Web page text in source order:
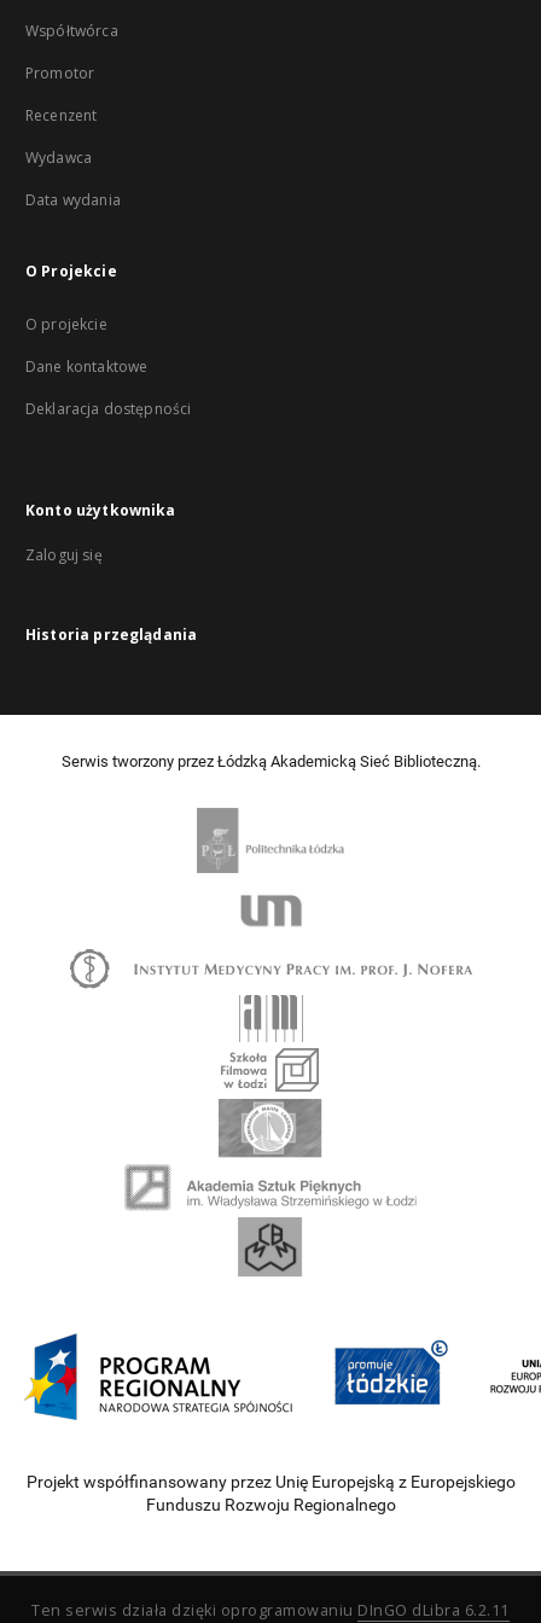
Współtwórca
Promotor
Recenzent
Wydawca
Data wydania
O Projekcie
O projekcie
Dane kontaktowe
Deklaracja dostępności
Konto użytkownika
Zaloguj się
Historia przeglądania
Serwis tworzony przez Łódzką Akademicką Sieć Biblioteczną.
Projekt współfinansowany przez Unię Europejską z Europejskiego
Funduszu Rozwoju Regionalnego
Ten serwis działa dzięki oprogramowaniu DInGO dLibra 6.2.11